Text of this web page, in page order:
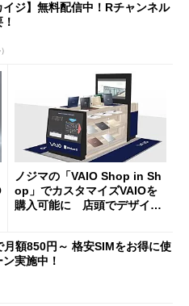
イジ】無料配信中！Rチャンネル
ノジマの「VAIO Shop in Sh
op」でカスタマイズVAIOを
購入可能に 店頭でデザイン
月額850円～ 格安SIMをお得に使
実施中！